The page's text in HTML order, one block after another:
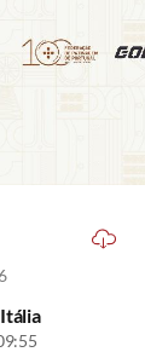
Itália